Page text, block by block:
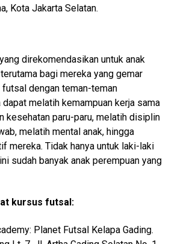
Kota Jakarta Selatan.
direkomendasikan untuk anak
bagi mereka yang gemar
futsal dengan teman-teman
melatih kemampuan kerja sama
kesehatan paru-paru, melatih disiplin
melatih mental anak, hingga
mereka. Tidak hanya untuk laki-laki
sudah banyak anak perempuan yang
kursus futsal:
Planet Futsal Kelapa Gading.